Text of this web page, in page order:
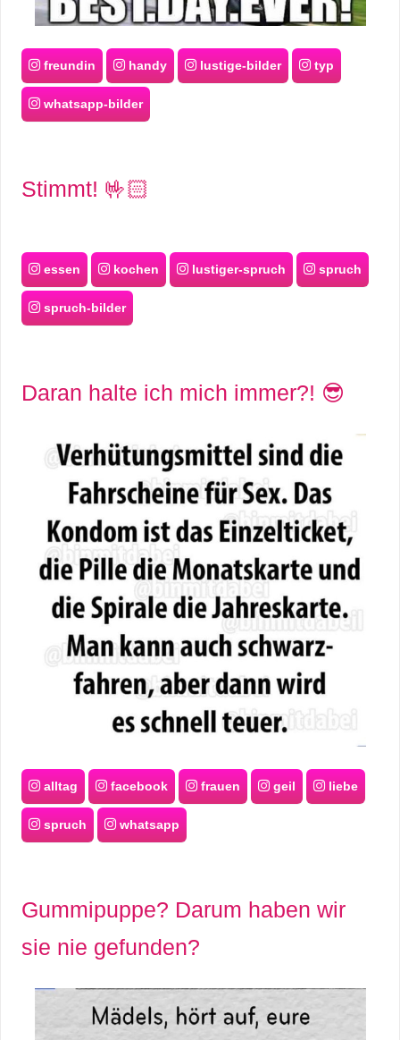
freundin handy lustige-bilder typ
whatsapp-bilder
Stimmt! 🤟🏻
essen kochen lustiger-spruch spruch
spruch-bilder
Daran halte ich mich immer?! 😎
alltag facebook frauen geil liebe
spruch whatsapp
Gummipuppe? Darum haben wir
sie nie gefunden?